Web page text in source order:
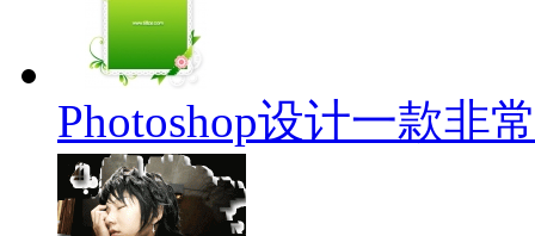
Photoshop设计一款非